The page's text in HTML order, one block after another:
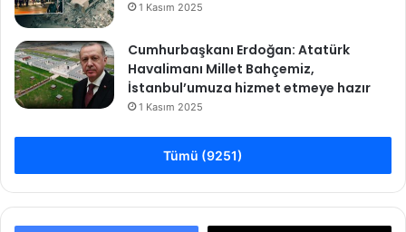
1 Kasım 2025
Cumhurbaşkanı Erdoğan: Atatürk
Havalimanı Millet Bahçemiz,
İstanbul’umuza hizmet etmeye hazır
1 Kasım 2025
Tümü (9251)